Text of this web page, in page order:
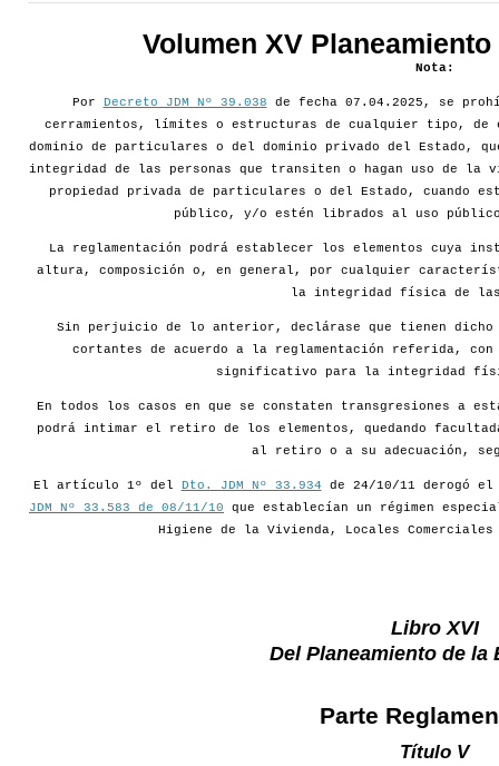
Volumen XV
Nota:
Por Decreto JDM Nº 39.038 de fecha 07.04.2025, se
cerramientos, límites o estructuras de cualquier tipo, de
dominio de particulares o del dominio privado del Estado,
integridad de las personas que transiten o hagan uso de la
propiedad privada de particulares o del Estado, cuando
público, y/o estén librados al uso
La reglamentación podrá establecer los elementos cuya
altura, composición o, en general, por cualquier
la integridad física de las
Sin perjuicio de lo anterior, declárase que tienen dicho
cortantes de acuerdo a la reglamentación referida,
significativo para la integridad
En todos los casos en que se constaten transgresiones a
podrá intimar el retiro de los elementos, quedando
al retiro o a su adecuación,
El artículo 1º del Dto. JDM Nº 33.934 de 24/10/11 derogó
JDM Nº 33.583 de 08/11/10 que establecían un régimen
Higiene de la Vivienda, Locales
Libro XVI
Del Planeamiento de la
Parte
Título V